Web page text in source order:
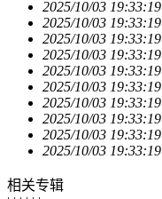
2025/10/03 19:33:19
2025/10/03 19:33:19
2025/10/03 19:33:19
2025/10/03 19:33:19
2025/10/03 19:33:19
2025/10/03 19:33:19
2025/10/03 19:33:19
2025/10/03 19:33:19
2025/10/03 19:33:19
2025/10/03 19:33:19
相关专辑